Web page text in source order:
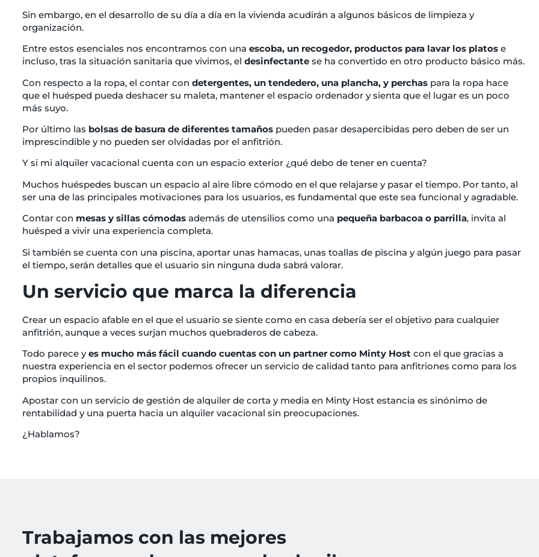
Sin embargo, en el desarrollo de su día a día en la vivienda acudirán a algunos básicos de limpieza y
organización.
Entre estos esenciales nos encontramos con una escoba, un recogedor, productos para lavar los platose
incluso, tras la situación sanitaria que vivimos, el desinfectante se ha convertido en otro producto básico más.
Con respecto a la ropa, el contar con detergentes, un tendedero, una plancha, y perchaspara la ropa hace
que el huésped pueda deshacer su maleta, mantener el espacio ordenador y sienta que el lugar es un poco
más suyo.
Por último las bolsas de basura de diferentes tamaños pueden pasar desapercibidas pero deben de ser un
imprescindible y no pueden ser olvidadas por el anfitrión.
Y si mi alquiler vacacional cuenta con un espacio exterior ¿qué debo de tener en cuenta?
Muchos huéspedes buscan un espacio al aire libre cómodo en el que relajarse y pasar el tiempo. Por tanto, al
ser una de las principales motivaciones para los usuarios, es fundamental que este sea funcional y agradable.
Contar con mesas y sillas cómodasademás de utensilios como una pequeña barbacoa o parrilla, invita al
huésped a vivir una experiencia completa.
Si también se cuenta con una piscina, aportar unas hamacas, unas toallas de piscina y algún juego para pasar
el tiempo, serán detalles que el usuario sin ninguna duda sabrá valorar.
Un servicio que marca la diferencia
Crear un espacio afable en el que el usuario se siente como en casa debería ser el objetivo para cualquier
anfitrión, aunque a veces surjan muchos quebraderos de cabeza.
Todo parece yes mucho más fácil cuando cuentas con un partner como Minty Hostcon el que gracias a
nuestra experiencia en el sector podemos ofrecer un servicio de calidad tanto para anfitriones como para los
propios inquilinos.
Apostar con un servicio de gestión de alquiler de corta y media en Minty Host estancia es sinónimo de
rentabilidad y una puerta hacia un alquiler vacacional sin preocupaciones.
¿Hablamos?
Trabajamos con las mejores